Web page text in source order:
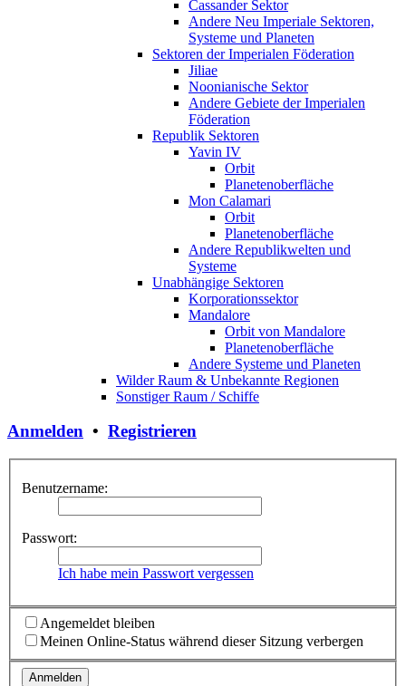
Cassander Sektor
Andere Neu Imperiale Sektoren,
Systeme und Planeten
Sektoren der Imperialen Föderation
Jiliae
Noonianische Sektor
Andere Gebiete der Imperialen
Föderation
Republik Sektoren
Yavin IV
Orbit
Planetenoberfläche
Mon Calamari
Orbit
Planetenoberfläche
Andere Republikwelten und
Systeme
Unabhängige Sektoren
Korporationssektor
Mandalore
Orbit von Mandalore
Planetenoberfläche
Andere Systeme und Planeten
Wilder Raum & Unbekannte Regionen
Sonstiger Raum / Schiffe
Anmelden • Registrieren
Benutzername:
Passwort:
Ich habe mein Passwort vergessen
Angemeldet bleiben
Meinen Online-Status während dieser Sitzung verbergen